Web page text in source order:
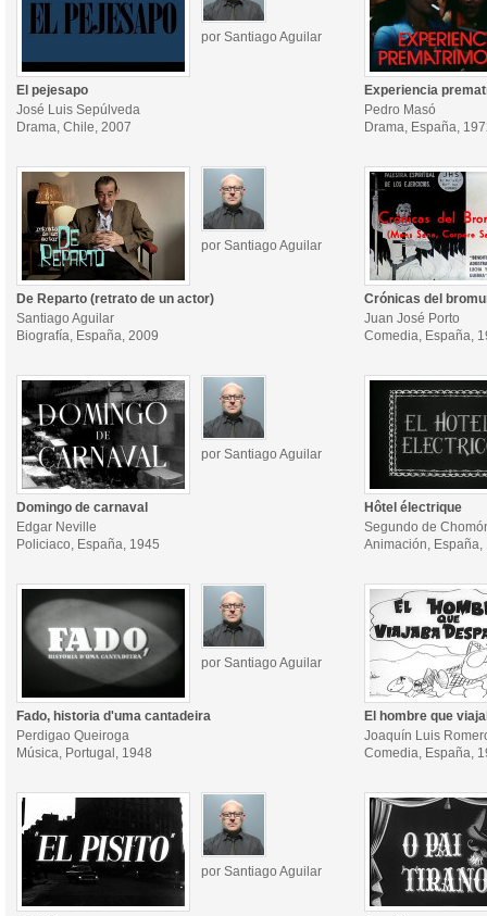
por Santiago Aguilar
El pejesapo
José Luis Sepúlveda
Drama, Chile, 2007
Experiencia
Pedro Masó
Drama, España,
por Santiago Aguilar
De Reparto (retrato de un actor)
Santiago Aguilar
Biografía, España, 2009
Crónicas del
Juan José Porto
Comedia, España,
por Santiago Aguilar
Domingo de carnaval
Edgar Neville
Policiaco, España, 1945
Hôtel électrique
Segundo de
Animación, España,
por Santiago Aguilar
Fado, historia d'uma cantadeira
Perdigao Queiroga
Música, Portugal, 1948
El hombre que
Joaquín Luis
Comedia, España,
por Santiago Aguilar